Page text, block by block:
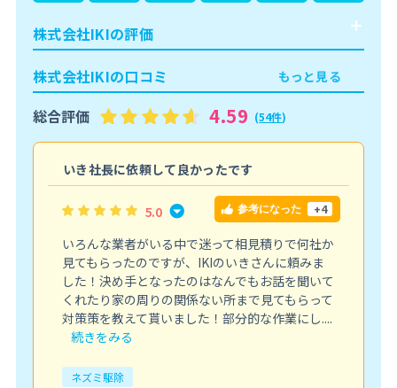
株式会社IKIの評価
株式会社IKIの口コミ
もっと見る
総合評価 4.59 (54件)
いき社長に依頼して良かったです
5.0 参考になった +4
いろんな業者がいる中で迷って相見積りで何社か
見てもらったのですが、IKIのいきさんに頼みま
した！決め手となったのはなんでもお話を聞いて
くれたり家の周りの関係ない所まで見てもらって
対策策を教えて貰いました！部分的な作業にし....
続きをみる
ネズミ駆除